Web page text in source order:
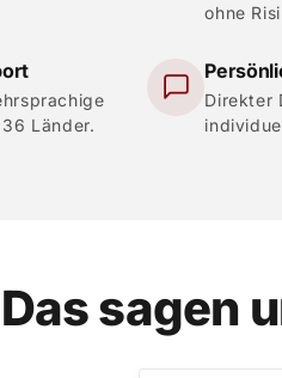
ohne
Länder.
Direkter
Das sagen